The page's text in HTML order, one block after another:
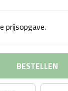
prijsopgave.
BESTELLEN